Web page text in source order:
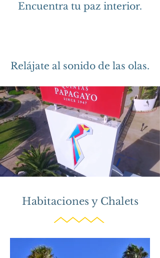
Encuentra tu paz interior.
Relájate al sonido de las olas.
Habitaciones y Chalets